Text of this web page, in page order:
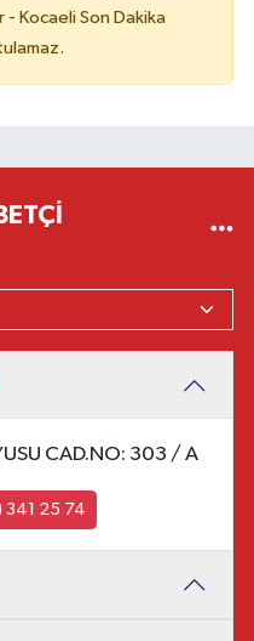
Kocaeli Son Dakika
CAD.NO: 303 / A
341 25 74